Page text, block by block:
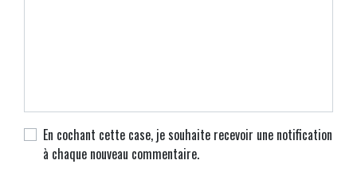
En cochant cette case, je souhaite recevoir une notification
à chaque nouveau commentaire.